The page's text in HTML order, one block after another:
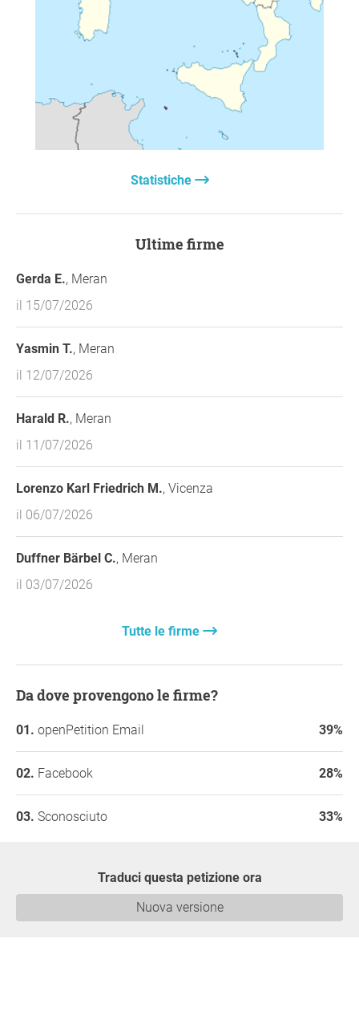
Statistiche
Ultime firme
Gerda E., Meran
il 15/07/2026
Yasmin T., Meran
il 12/07/2026
Harald R., Meran
il 11/07/2026
Lorenzo Karl Friedrich M., Vicenza
il 06/07/2026
Duffner Bärbel C., Meran
il 03/07/2026
Tutte le firme
Da dove provengono le firme?
openPetition Email 39%
Facebook 28%
Sconosciuto 33%
Traduci questa petizione ora
Nuova versione